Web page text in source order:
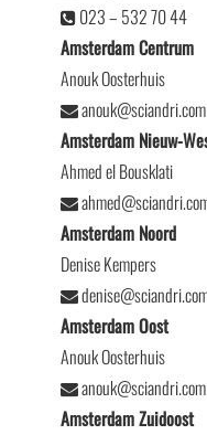
023 – 532 70 44
Amsterdam Centrum
Anouk Oosterhuis
anouk@sciandri.com
Amsterdam Nieuw-
Ahmed el Bousklati
Amsterdam Noord
Denise Kempers
Amsterdam Oost
Anouk Oosterhuis
anouk@sciandri.com
Amsterdam Zuidoost